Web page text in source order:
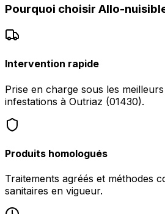
Pourquoi choisir Allo-
Intervention rapide
Prise en charge sous les
infestations à Outriaz (01430).
Produits homologués
Traitements agréés et méthodes
sanitaires en vigueur.